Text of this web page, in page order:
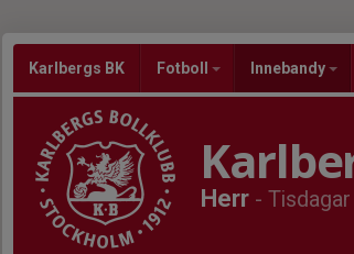
Karlbergs BK Fotboll Innebandy
Herr -